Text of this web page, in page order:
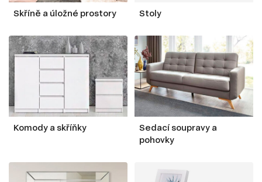
Skříně a úložné prostory Stoly
Komody a skříňky
Sedací soupravy a
pohovky